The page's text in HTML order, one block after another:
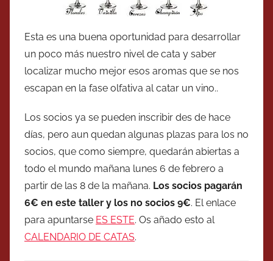
Esta es una buena oportunidad para desarrollar
un poco más nuestro nivel de cata y saber
localizar mucho mejor esos aromas que se nos
escapan en la fase olfativa al catar un vino..
Los socios ya se pueden inscribir des de hace
días, pero aun quedan algunas plazas para los no
socios, que como siempre, quedarán abiertas a
todo el mundo mañana lunes 6 de febrero a
partir de las 8 de la mañana. Los socios pagarán
6€ en este taller y los no socios 9€. El enlace
para apuntarse ES ESTE. Os añado esto al
CALENDARIO DE CATAS.